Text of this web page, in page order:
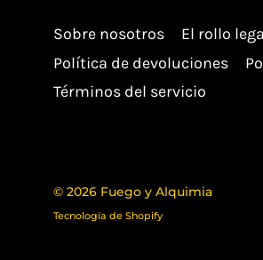
Sobre nosotros El rollo
Política de devoluciones
Términos del servicio
© 2026 Fuego y Alquimia
Tecnología de Shopify